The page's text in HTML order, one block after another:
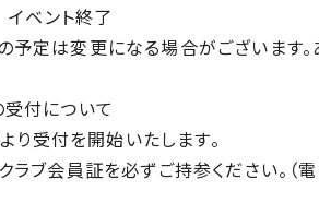
ベント終了
定は変更になる場合がございます。
受付について
り受付を開始いたします。
クラブ会員証を必ずご持参ください。（